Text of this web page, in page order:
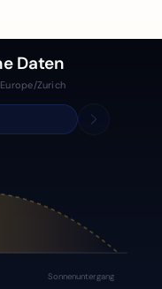
Daten
Europe/Zurich
Sonnenuntergang